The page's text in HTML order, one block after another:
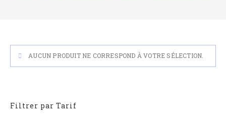
AUCUN PRODUIT NE CORRESPOND À VOTRE SÉLECTION.
Filtrer par Tarif